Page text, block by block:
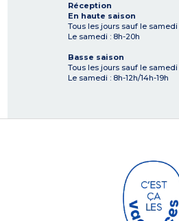
Réception
En haute saison
Tous les jours sauf le samedi
Le samedi : 8h-20h
Basse saison
Tous les jours sauf le samedi
Le samedi : 8h-12h/14h-19h